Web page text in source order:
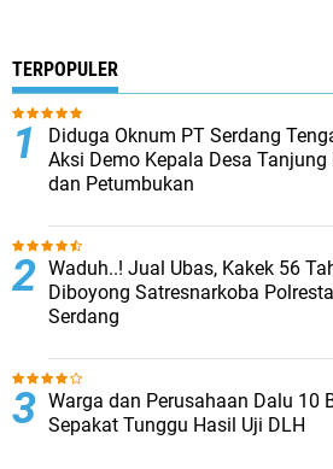
TERPOPULER
Diduga Oknum PT Serdang
Aksi Demo Kepala Desa Tanjung
dan Petumbukan
Waduh..! Jual Ubas, Kakek 56
Diboyong Satresnarkoba
Serdang
Warga dan Perusahaan Dalu 10
Sepakat Tunggu Hasil Uji DLH